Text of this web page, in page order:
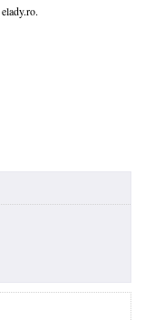
elady.ro.